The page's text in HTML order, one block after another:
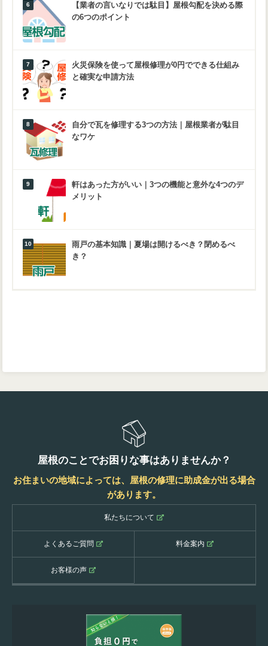
【業者の言いなりでは駄目】屋根勾配を決める際
の6つのポイント
火災保険を使って屋根修理が0円でできる仕組み
と確実な申請方法
自分で瓦を修理する3つの方法｜屋根業者が駄目
なワケ
軒はあった方がいい｜3つの機能と意外な4つのデ
メリット
雨戸の基本知識｜夏場は開けるべき？閉めるべ
き？
屋根のことでお困りな事はありませんか？
お住まいの地域によっては、屋根の修理に助成金が出る場合
があります。
私たちについて
よくあるご質問 料金案内
お客様の声